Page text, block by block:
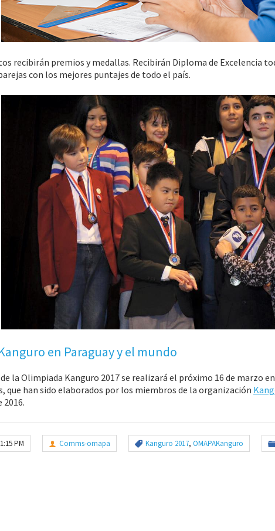
recibirán premios y medallas. Recibirán Diploma de Excelencia
con los mejores puntajes de todo el país.
en Paraguay y el mundo
la Olimpiada Kanguro 2017 se realizará el próximo 16 de marzo en
que han sido elaborados por los miembros de la organización
2016.
PM Comms-omapa Kanguro 2017, OMAPAKanguro